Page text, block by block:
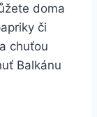
doma
či
chuťou
Balkánu